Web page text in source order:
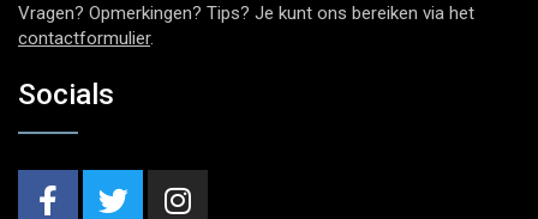
Vragen? Opmerkingen? Tips? Je kunt ons bereiken via het
contactformulier.
Socials